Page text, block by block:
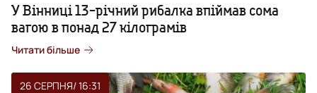
У Вінниці 13-річний рибалка впіймав сома
вагою в понад 27 кілограмів
Читати більше
26 СЕРПНЯ/ 16:31